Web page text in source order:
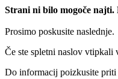
Strani ni bilo mogoče najti.
Prosimo poskusite naslednje.
Če ste spletni naslov vtipkali
Do informacij poizkusite priti